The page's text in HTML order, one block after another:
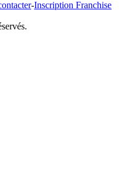
-Inscription Franchise